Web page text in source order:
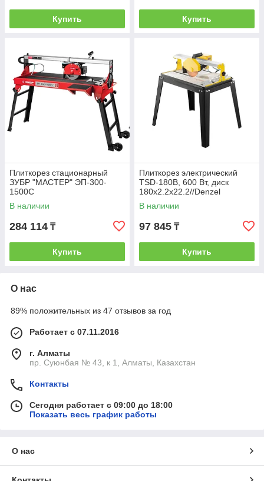
Купить Купить
Плиткорез стационарный
ЗУБР "МАСТЕР" ЭП-300-
1500С
В наличии
284 114 ₸
Купить
Плиткорез электрический
TSD-180В, 600 Вт, диск
180х2.2х22.2//Denzel
В наличии
97 845 ₸
Купить
О нас
89% положительных из 47 отзывов за год
Работает с 07.11.2016
г. Алматы
пр. Суюнбая № 43, к 1, Алматы, Казахстан
Контакты
Сегодня работает с 09:00 до 18:00
Показать весь график работы
О нас